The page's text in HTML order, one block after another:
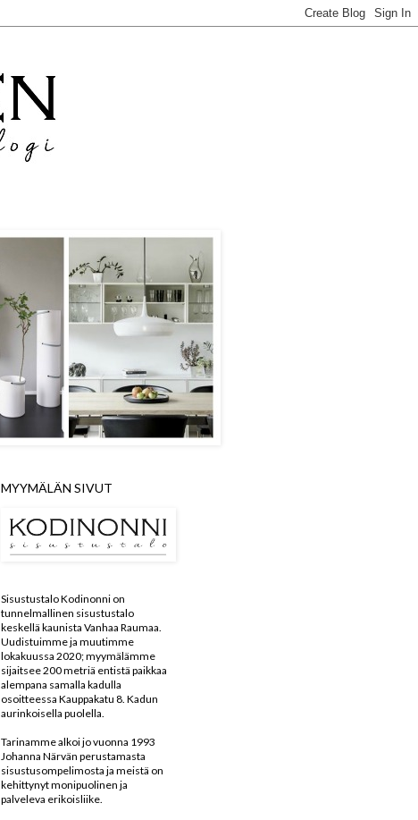
MYYMÄLÄN SIVUT
Sisustustalo Kodinonni on
tunnelmallinen sisustustalo
keskellä kaunista Vanhaa Raumaa.
Uudistuimme ja muutimme
lokakuussa 2020; myymälämme
sijaitsee 200 metriä entistä paikkaa
alempana samalla kadulla
osoitteessa Kauppakatu 8. Kadun
aurinkoisella puolella.
Tarinamme alkoi jo vuonna 1993
Johanna Närvän perustamasta
sisustusompelimosta ja meistä on
kehittynyt monipuolinen ja
palveleva erikoisliike.